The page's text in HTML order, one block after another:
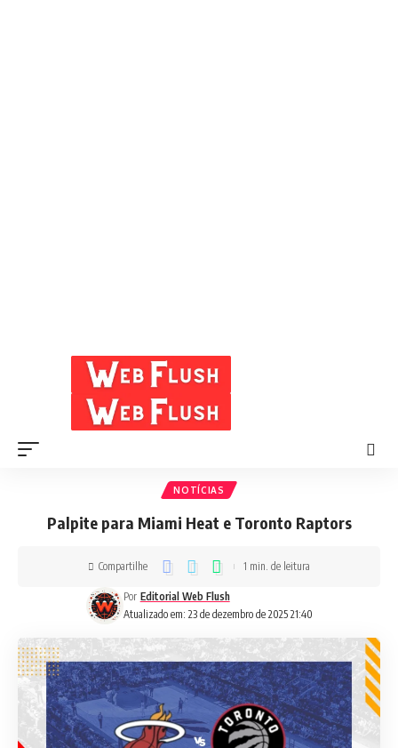
NOTÍCIAS
Palpite para Miami Heat e Toronto Raptors
Atualizado em: 23 de dezembro de 2025 21:40
Por Editorial Web Flush
Compartilhe 1 min. de leitura